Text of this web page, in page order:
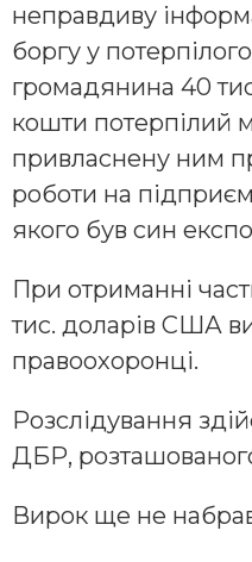
неправдиву
боргу у
громадянина 40
кошти потерпілий
привласнену ним
роботи на
якого був син
При отриманні
тис. доларів США
правоохоронці.
Розслідування
ДБР, розташованого
Вирок ще не